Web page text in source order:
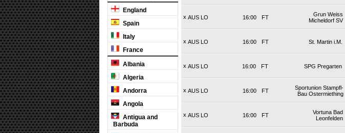
England
Spain
Italy
France
Albania
Algeria
Andorra
Angola
Antigua and
Barbuda
x AUS LO FT
16:00
Grun Weiss
Micheldorf SV
x AUS LO FT
16:00 St. Martin i.M.
x AUS LO FT
16:00 SPG Pregarten
x AUS LO FT
16:00
Sportunion Stampfl-
Bau Ostermiething
x AUS LO FT
16:00
Vortuna Bad
Leonfelden